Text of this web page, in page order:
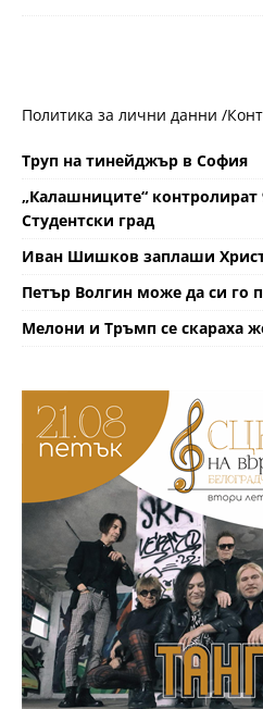
Политика за лични данни /
Труп на тинейджър в София
„Калашниците“
Студентски град
Иван Шишков заплаши
Петър Волгин може да си го
Мелони и Тръмп се скараха